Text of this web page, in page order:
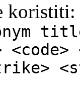
koristiti: